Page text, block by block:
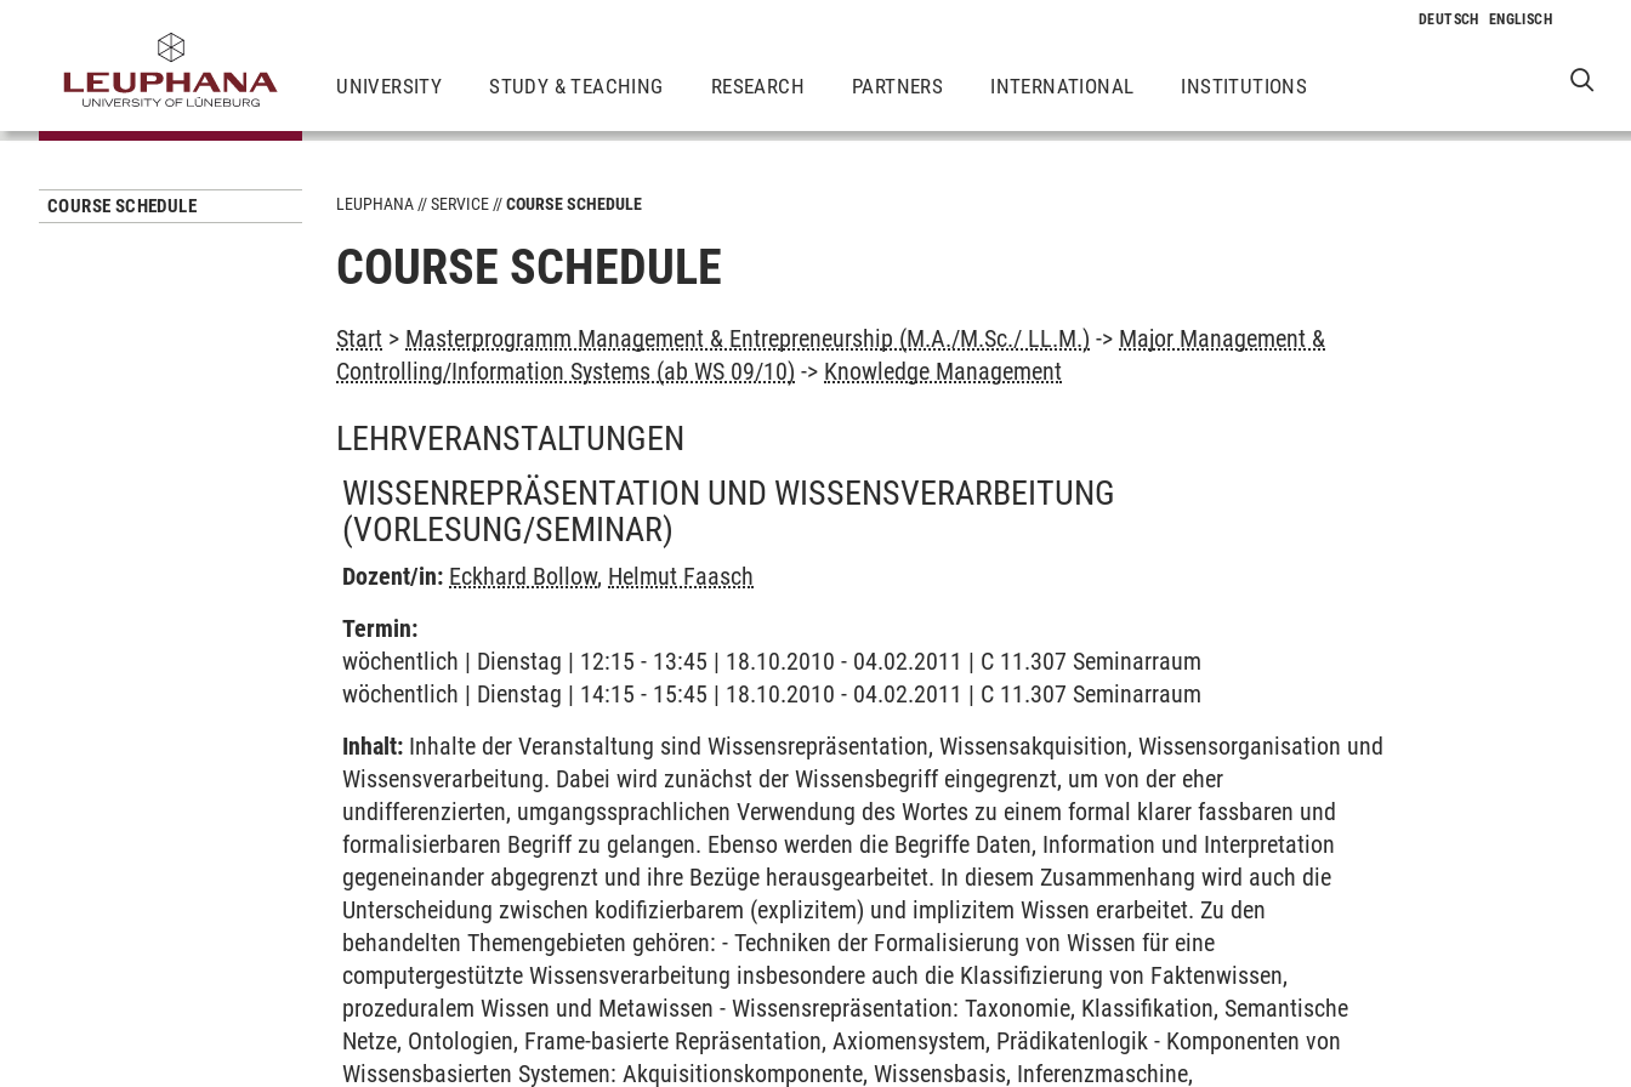
UNIVERSITY STUDY & TEACHING RESEARCH PARTNERS INTERNATIONAL INSTITUTIONS
COURSE SCHEDULE LEUPHANA SERVICE COURSE SCHEDULE
COURSE SCHEDULE
Start > Masterprogramm Management & Entrepreneurship (M.A./M.Sc./ LL.M.) -> Major Management &
Controlling/Information Systems (ab WS 09/10) -> Knowledge Management
LEHRVERANSTALTUNGEN
WISSENREPRÄSENTATION UND WISSENSVERARBEITUNG
(VORLESUNG/SEMINAR)
Dozent/in: Eckhard Bollow, Helmut Faasch
Termin:
wöchentlich | Dienstag | 12:15 - 13:45 | 18.10.2010 - 04.02.2011 | C 11.307 Seminarraum
wöchentlich | Dienstag | 14:15 - 15:45 | 18.10.2010 - 04.02.2011 | C 11.307 Seminarraum
Inhalt: Inhalte der Veranstaltung sind Wissensrepräsentation, Wissensakquisition, Wissensorganisation und
Wissensverarbeitung. Dabei wird zunächst der Wissensbegriff eingegrenzt, um von der eher
undifferenzierten, umgangssprachlichen Verwendung des Wortes zu einem formal klarer fassbaren und
formalisierbaren Begriff zu gelangen. Ebenso werden die Begriffe Daten, Information und Interpretation
gegeneinander abgegrenzt und ihre Bezüge herausgearbeitet. In diesem Zusammenhang wird auch die
Unterscheidung zwischen kodifizierbarem (explizitem) und implizitem Wissen erarbeitet. Zu den
behandelten Themengebieten gehören: - Techniken der Formalisierung von Wissen für eine
computergestützte Wissensverarbeitung insbesondere auch die Klassifizierung von Faktenwissen,
prozeduralem Wissen und Metawissen - Wissensrepräsentation: Taxonomie, Klassifikation, Semantische
Netze, Ontologien, Frame-basierte Repräsentation, Axiomensystem, Prädikatenlogik - Komponenten von
Wissensbasierten Systemen: Akquisitionskomponente, Wissensbasis, Inferenzmaschine,